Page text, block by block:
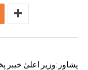
پشاور:وزیر اعلیٰ خیبر